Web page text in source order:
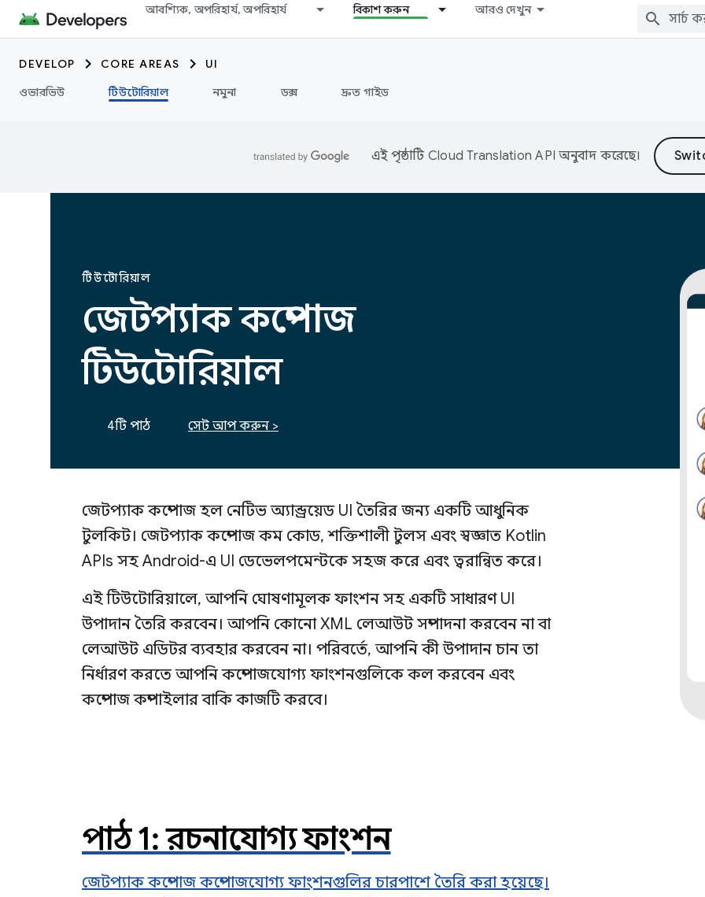
আবশ্যিক, অপরিহার্য, অপরিহার্য বিকাশ করুন আরও দেখুন
DEVELOP CORE AREAS
UI
ওভারভিউ
টিউটোরিয়াল নমুনা ডক্স দ্রুত গাইড
এই পৃষ্ঠাটি Cloud Translation API অনুবাদ করেছে।
টিউটোরিয়াল
জেটপ্যাক কম্পোজ
টিউটোরিয়াল
4টি পাঠ সেট আপ করুন >
জেটপ্যাক কম্পোজ হল নেটিভ অ্যান্ড্রয়েড UI তৈরির জন্য একটি আধুনিক
টুলকিট। জেটপ্যাক কম্পোজ কম কোড, শক্তিশালী টুলস এবং স্বজ্ঞাত Kotlin
APIs সহ Android-এ UI ডেভেলপমেন্টকে সহজ করে এবং ত্বরান্বিত করে।
এই টিউটোরিয়ালে, আপনি ঘোষণামূলক ফাংশন সহ একটি সাধারণ UI
উপাদান তৈরি করবেন। আপনি কোনো XML লেআউট সম্পাদনা করবেন না বা
লেআউট এডিটর ব্যবহার করবেন না। পরিবর্তে, আপনি কী উপাদান চান তা
নির্ধারণ করতে আপনি কম্পোজযোগ্য ফাংশনগুলিকে কল করবেন এবং
কম্পোজ কম্পাইলার বাকি কাজটি করবে।
পাঠ 1: রচনাযোগ্য ফাংশন
জেটপ্যাক কম্পোজ কম্পোজযোগ্য ফাংশনগুলির চারপাশে তৈরি করা হয়েছে।